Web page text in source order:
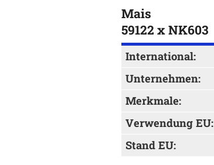
Mais
59122 x NK603
International:
Unternehmen:
Merkmale:
Verwendung EU:
Stand EU: